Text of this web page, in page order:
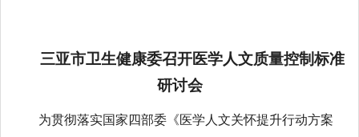
三亚市卫生健康委召开医学人文质量控制标准
研讨会
为贯彻落实国家四部委《医学人文关怀提升行动方案